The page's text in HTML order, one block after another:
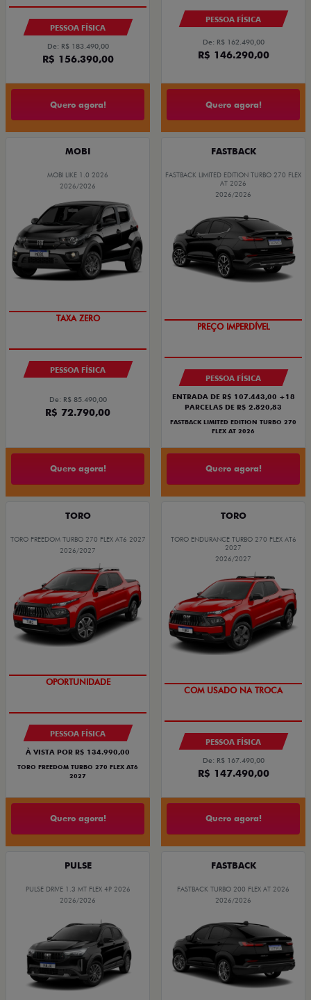
PESSOA FÍSICA
De: R$ 183.490,00
R$ 156.390,00
Quero agora!
PESSOA FÍSICA
De: R$ 162.490,00
R$ 146.290,00
Quero agora!
MOBI
MOBI LIKE 1.0 2026
2026/2026
TAXA ZERO
PESSOA FÍSICA
De: R$ 85.490,00
R$ 72.790,00
Quero agora!
FASTBACK
FASTBACK LIMITED EDITION TURBO 270 FLEX
AT 2026
2026/2026
PREÇO IMPERDÍVEL
PESSOA FÍSICA
ENTRADA DE R$ 107.443,00 +18
PARCELAS DE R$ 2.820,83
FASTBACK LIMITED EDITION TURBO 270
FLEX AT 2026
Quero agora!
TORO
TORO FREEDOM TURBO 270 FLEX AT6 2027
2026/2027
OPORTUNIDADE
PESSOA FÍSICA
À VISTA POR R$ 134.990,00
TORO FREEDOM TURBO 270 FLEX AT6
2027
Quero agora!
TORO
TORO ENDURANCE TURBO 270 FLEX AT6
2027
2026/2027
COM USADO NA TROCA
PESSOA FÍSICA
De: R$ 167.490,00
R$ 147.490,00
Quero agora!
PULSE
PULSE DRIVE 1.3 MT FLEX 4P 2026
2026/2026
FASTBACK
FASTBACK TURBO 200 FLEX AT 2026
2026/2026